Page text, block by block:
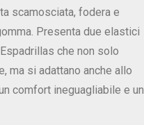
scamosciata, fodera e
Presenta due elastici
che non solo
ma si adattano anche allo
comfort ineguagliabile e un